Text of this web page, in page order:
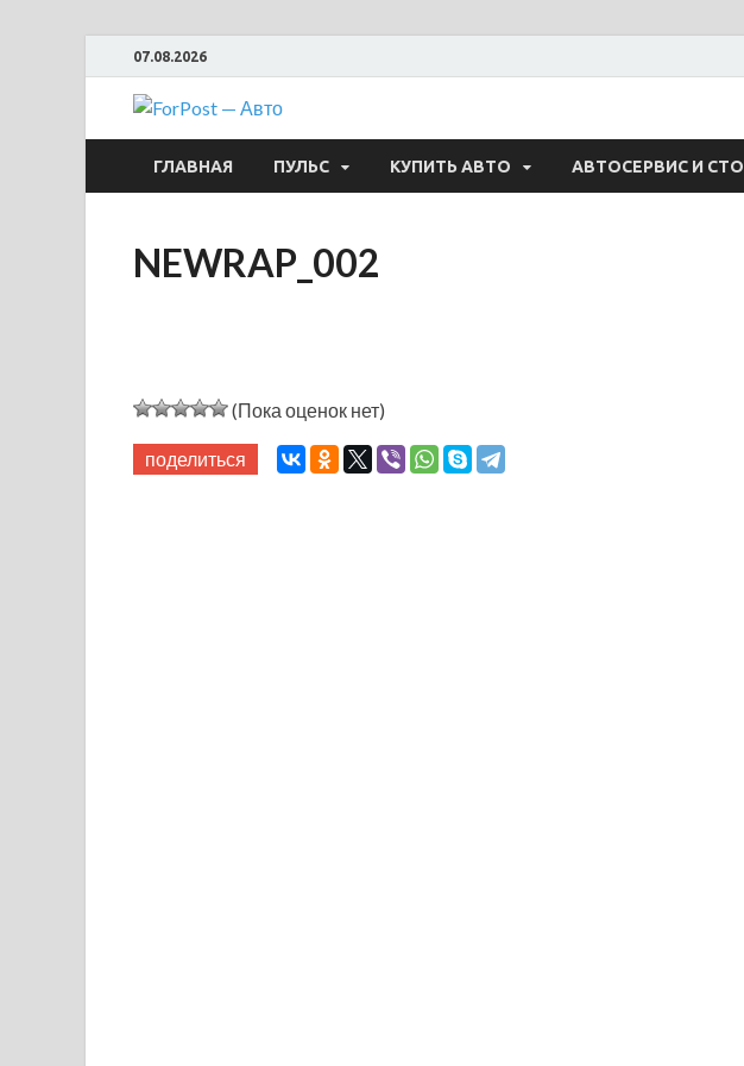
07.08.2026
ForPost — Авто
ГЛАВНАЯ ПУЛЬС КУПИТЬ АВТО АВТОСЕРВИС И СТО
NEWRAP_002
(Пока оценок нет)
поделиться